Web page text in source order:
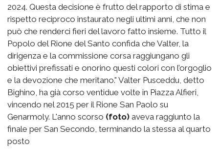
2024. Questa decisione è frutto del rapporto di stima e
rispetto reciproco instaurato negli ultimi anni, che non
può che renderci fieri del lavoro fatto insieme. Tutto il
Popolo del Rione del Santo confida che Valter, la
dirigenza e la commissione corsa raggiungano gli
obiettivi prefissati e onorino questi colori con l’orgoglio
e la devozione che meritano." Valter Pusceddu, detto
Bighino, ha già corso ventidue volte in Piazza Alfieri,
vincendo nel 2015 per il Rione San Paolo su
Genarmoly. L'anno scorso (foto) aveva raggiunto la
finale per San Secondo, terminando la stessa al quarto
posto